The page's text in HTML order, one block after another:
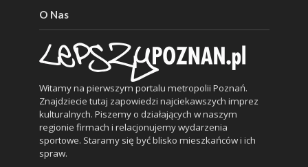
O Nas
Witamy na pierwszym portalu metropolii Poznań.
Znajdziecie tutaj zapowiedzi najciekawszych imprez
kulturalnych. Piszemy o działających w naszym
regionie firmach i relacjonujemy wydarzenia
sportowe. Staramy się być blisko mieszkańców i ich
spraw.